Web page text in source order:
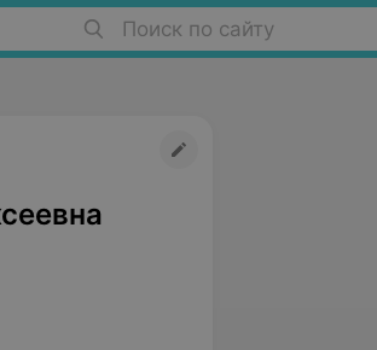
Поиск по сайту